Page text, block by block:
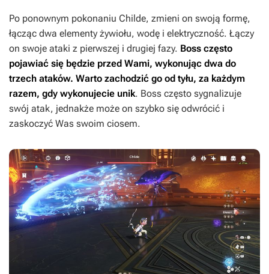
Po ponownym pokonaniu Childe, zmieni on swoją formę,
łącząc dwa elementy żywiołu, wodę i elektryczność. Łączy
on swoje ataki z pierwszej i drugiej fazy. Boss często
pojawiać się będzie przed Wami, wykonując dwa do
trzech ataków. Warto zachodzić go od tyłu, za każdym
razem, gdy wykonujecie unik. Boss często sygnalizuje
swój atak, jednakże może on szybko się odwrócić i
zaskoczyć Was swoim ciosem.